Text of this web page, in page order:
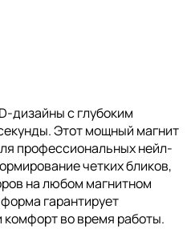
дизайны с глубоким
Этот мощный магнит
профессиональных нейл-
четких бликов,
на любом магнитном
гарантирует
во время работы.